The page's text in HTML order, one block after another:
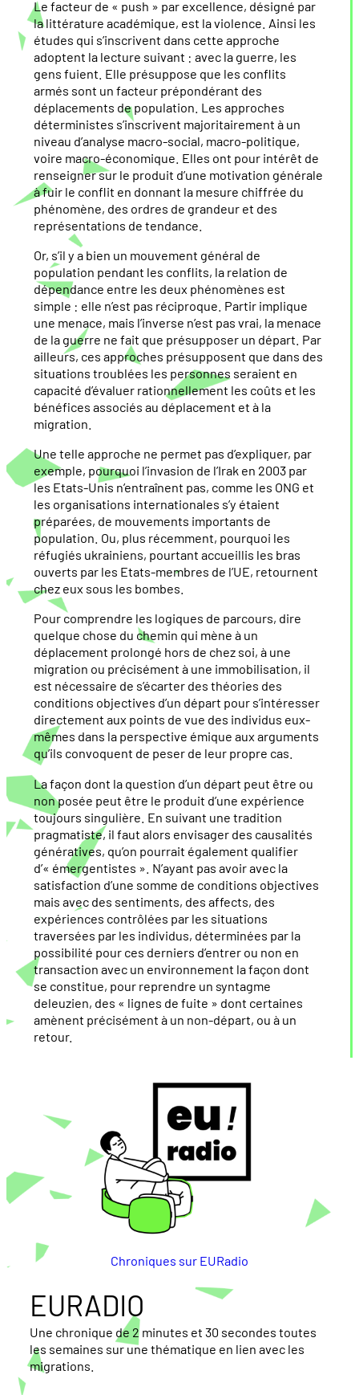
Le facteur de « push » par excellence, désigné par
la littérature académique, est la violence. Ainsi les
études qui s’inscrivent dans cette approche
adoptent la lecture suivant : avec la guerre, les
gens fuient. Elle présuppose que les conflits
armés sont un facteur prépondérant des
déplacements de population. Les approches
déterministes s’inscrivent majoritairement à un
niveau d’analyse macro-social, macro-politique,
voire macro-économique. Elles ont pour intérêt de
renseigner sur le produit d’une motivation générale
à fuir le conflit en donnant la mesure chiffrée du
phénomène, des ordres de grandeur et des
représentations de tendance.
Or, s’il y a bien un mouvement général de
population pendant les conflits, la relation de
dépendance entre les deux phénomènes est
simple : elle n’est pas réciproque. Partir implique
une menace, mais l’inverse n’est pas vrai, la menace
de la guerre ne fait que présupposer un départ. Par
ailleurs, ces approches présupposent que dans des
situations troublées les personnes seraient en
capacité d’évaluer rationnellement les coûts et les
bénéfices associés au déplacement et à la
migration.
Une telle approche ne permet pas d’expliquer, par
exemple, pourquoi l’invasion de l’Irak en 2003 par
les Etats-Unis n’entraînent pas, comme les ONG et
les organisations internationales s’y étaient
préparées, de mouvements importants de
population. Ou, plus récemment, pourquoi les
réfugiés ukrainiens, pourtant accueillis les bras
ouverts par les Etats-membres de l’UE, retournent
chez eux sous les bombes.
Pour comprendre les logiques de parcours, dire
quelque chose du chemin qui mène à un
déplacement prolongé hors de chez soi, à une
migration ou précisément à une immobilisation, il
est nécessaire de s’écarter des théories des
conditions objectives d’un départ pour s’intéresser
directement aux points de vue des individus eux-
mêmes dans la perspective émique aux arguments
qu’ils convoquent de peser de leur propre cas.
La façon dont la question d’un départ peut être ou
non posée peut être le produit d’une expérience
toujours singulière. En suivant une tradition
pragmatiste, il faut alors envisager des causalités
génératives, qu’on pourrait également qualifier
d’« émergentistes ». N’ayant pas avoir avec la
satisfaction d’une somme de conditions objectives
mais avec des sentiments, des affects, des
expériences contrôlées par les situations
traversées par les individus, déterminées par la
possibilité pour ces derniers d’entrer ou non en
transaction avec un environnement la façon dont
se constitue, pour reprendre un syntagme
deleuzien, des « lignes de fuite » dont certaines
amènent précisément à un non-départ, ou à un
retour.
Chroniques sur EURadio
EURADIO
Une chronique de 2 minutes et 30 secondes toutes
les semaines sur une thématique en lien avec les
migrations.